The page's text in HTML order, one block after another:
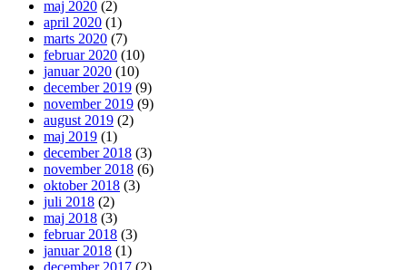
maj 2020 (2)
april 2020 (1)
marts 2020 (7)
februar 2020 (10)
januar 2020 (10)
december 2019 (9)
november 2019 (9)
august 2019 (2)
maj 2019 (1)
december 2018 (3)
november 2018 (6)
oktober 2018 (3)
juli 2018 (2)
maj 2018 (3)
februar 2018 (3)
januar 2018 (1)